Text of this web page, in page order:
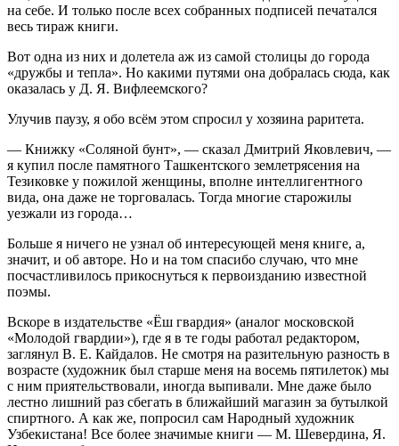
на себе. И только после всех собранных подписей печатался
весь тираж книги.
Вот одна из них и долетела аж из самой столицы до города
«дружбы и тепла». Но какими путями она добралась сюда, как
оказалась у Д. Я. Вифлеемского?
Улучив паузу, я обо всём этом спросил у хозяина раритета.
— Книжку «Соляной бунт», — сказал Дмитрий Яковлевич, —
я купил после памятного Ташкентского землетрясения на
Тезиковке у пожилой женщины, вполне интеллигентного
вида, она даже не торговалась. Тогда многие старожилы
уезжали из города…
Больше я ничего не узнал об интересующей меня книге, а,
значит, и об авторе. Но и на том спасибо случаю, что мне
посчастливилось прикоснуться к первоизданию известной
поэмы.
Вскоре в издательстве «Ёш гвардия» (аналог московской
«Молодой гвардии»), где я в те годы работал редактором,
заглянул В. Е. Кайдалов. Не смотря на разительную разность в
возрасте (художник был старше меня на восемь пятилеток) мы
с ним приятельствовали, иногда выпивали. Мне даже было
лестно лишний раз сбегать в ближайший магазин за бутылкой
спиртного. А как же, попросил сам Народный художник
Узбекистана! Все более значимые книги — М. Шевердина, Я.